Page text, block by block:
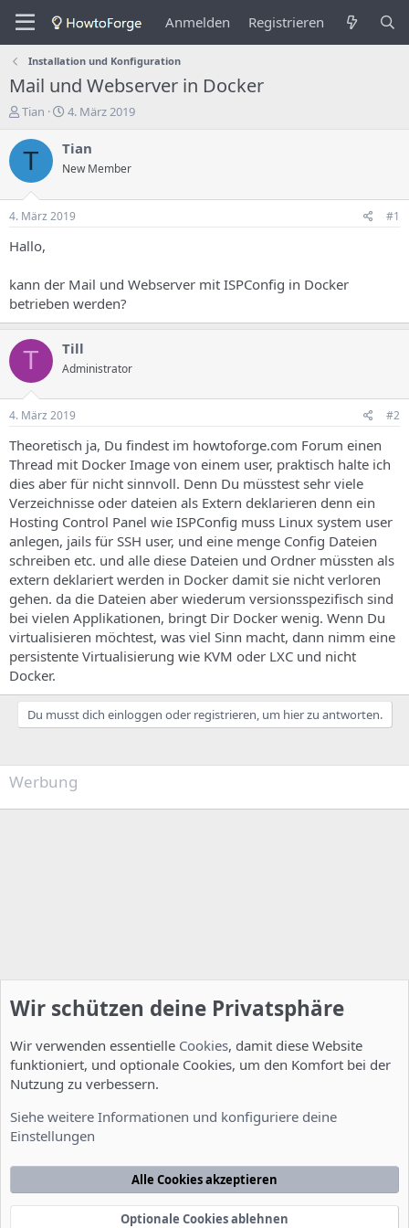
Anmelden Registrieren
Installation und Konfiguration
Mail und Webserver in Docker
E
s
t
e
l
e
r
s
T
h
e
m
Tian
E
s
e
l
u
d
a
t
u
m
4. März 2019
T Tian
New Member
4. März 2019 #1
Hallo,
kann der Mail und Webserver mit ISPConfig in Docker
betrieben werden?
T Till
Administrator
4. März 2019 #2
Theoretisch ja, Du findest im howtoforge.com Forum einen
Thread mit Docker Image von einem user, praktisch halte ich
dies aber für nicht sinnvoll. Denn Du müsstest sehr viele
Verzeichnisse oder dateien als Extern deklarieren denn ein
Hosting Control Panel wie ISPConfig muss Linux system user
anlegen, jails für SSH user, und eine menge Config Dateien
schreiben etc. und alle diese Dateien und Ordner müssten als
extern deklariert werden in Docker damit sie nicht verloren
gehen. da die Dateien aber wiederum versionsspezifisch sind
bei vielen Applikationen, bringt Dir Docker wenig. Wenn Du
virtualisieren möchtest, was viel Sinn macht, dann nimm eine
persistente Virtualisierung wie KVM oder LXC und nicht
Docker.
Du musst dich einloggen oder registrieren, um hier zu antworten.
Werbung
Nutzungsbedingungen Datenschutzerklärung
Startseite
Community platform by XenForo® © 2010-2022 XenForo Ltd.
Wir schützen deine Privatsphäre
Wir verwenden essentielle Cookies, damit diese Website
funktioniert, und optionale Cookies, um den Komfort bei der
Nutzung zu verbessern.
Siehe weitere Informationen und konfiguriere deine
Einstellungen
Alle Cookies akzeptieren
Optionale Cookies ablehnen